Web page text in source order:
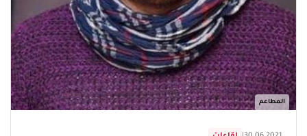
المطاعم